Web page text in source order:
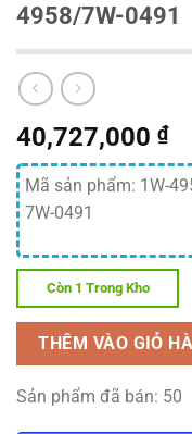
4958/7W-0491
40,727,000 ₫
Mã sản phẩm: 1W-
7W-0491
Còn 1 Trong Kho
THÊM VÀO GIỎ
Sản phẩm đã bán: 50